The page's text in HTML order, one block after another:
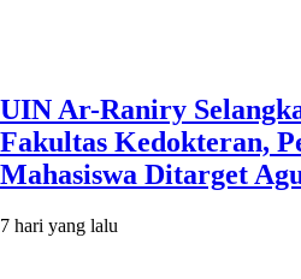
UIN Ar-Raniry
Fakultas Kedokteran,
Mahasiswa Ditarget
7 hari yang lalu